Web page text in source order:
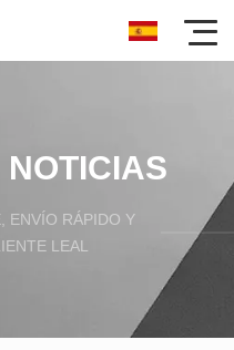
ENVÍO RÁPIDO Y
LEAL